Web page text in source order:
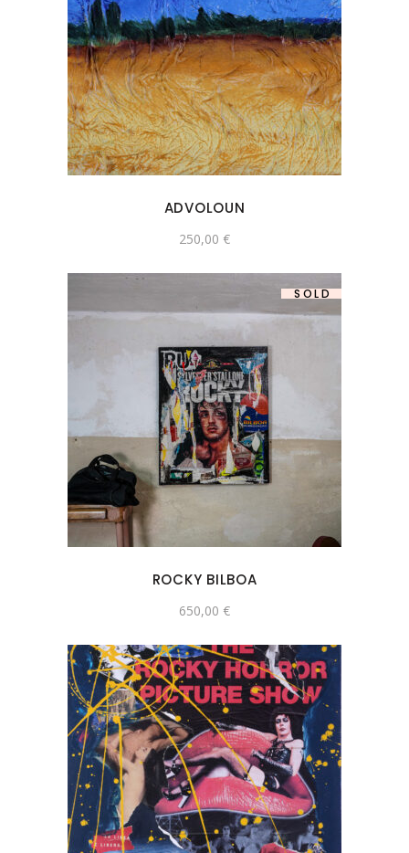
ADVOLOUN
250,00 €
SOLD
ROCKY BILBOA
650,00 €